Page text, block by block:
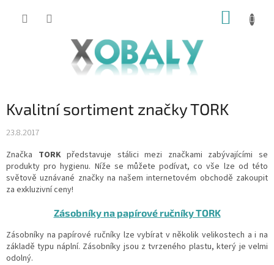
KOŠÍK
Kvalitní sortiment značky TORK
23.8.2017
Značka TORKpředstavuje stálici mezi značkami zabývajícími se
produkty pro hygienu. Níže se můžete podívat, co vše lze od této
světově uznávané značky na našem internetovém obchodě zakoupit
za exkluzivní ceny!
Zásobníky na papírové ručníky TORK
Zásobníky na papírové ručníky lze vybírat v několik velikostech a i na
základě typu náplní. Zásobníky jsou z tvrzeného plastu, který je velmi
odolný.